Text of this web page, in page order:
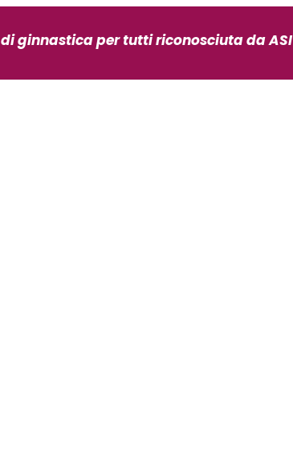
di ginnastica per tutti riconosciuta da ASI